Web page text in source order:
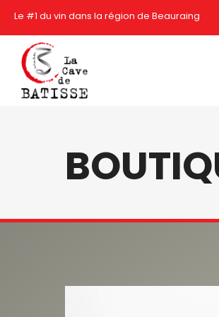
Le #1 du vin dans la région de Beauraing